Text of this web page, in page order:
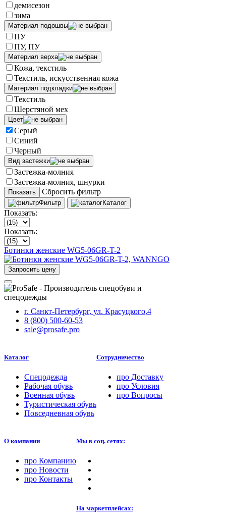
демисезон
зима
Материал подошвы
ПУ
ПУ, ПУ
Материал верха
Кожа, текстиль
Текстиль, искусственная кожа
Материал подкладки
Текстиль
Шерстяной мех
Цвет
Серый
Синий
Черный
Вид застежки
Застежка-молния
Застежка-молния, шнурки
Показать Сбросить фильтр
Фильтр Каталог
Показать:
Показать:
Ботинки женские WG5-06GR-T-2
Запросить цену
г. Санкт-Петербург, ул. Красуцкого,4
8 (800) 500-60-53
sale@prosafe.pro
Каталог
Спецодежда
Рабочая обувь
Военная обувь
Туристическая обувь
Повседневная обувь
Сотрудничество
про Доставку
про Условия
про Вопросы
О компании
про Компанию
про Новости
про Контакты
Мы в соц. сетях:
На маркетплейсах: